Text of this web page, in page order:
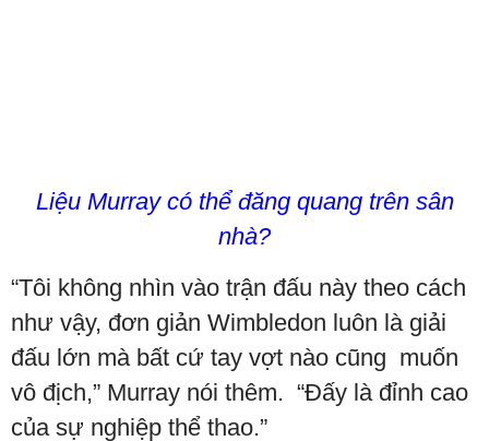
Liệu Murray có thể đăng quang trên sân
nhà?
“Tôi không nhìn vào trận đấu này theo cách
như vậy, đơn giản Wimbledon luôn là giải
đấu lớn mà bất cứ tay vợt nào cũng muốn
vô địch,” Murray nói thêm. “Đấy là đỉnh cao
của sự nghiệp thể thao.”